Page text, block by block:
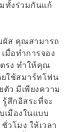
ทั้งร่วมกันแก้
ผัส คุณสามารถ
มื่อทำการจอง
รง ทำให้คุณ
ใช้สมาร์ทโฟน
ว มีเพียงความ
สึกอิสระที่จะ
เมืองในแบบ
วโมง ให้เวลา